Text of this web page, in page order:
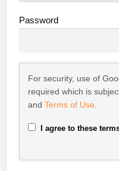
Password
For security, use of
required which is
and Terms of Use.
I agree to these